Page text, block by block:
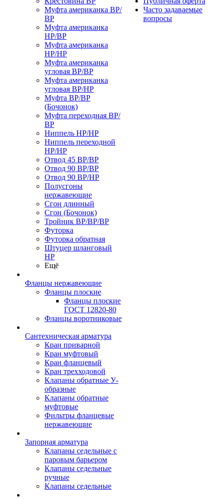
Муфта американка ВР/
ВР
Муфта американка
НР/ВР
Муфта американка
НР/НР
Муфта американка
угловая ВР/ВР
Муфта американка
угловая ВР/НР
Муфта ВР/ВР
(Бочонок)
Муфта переходная ВР/
ВР
Ниппель НР/НР
Ниппель переходной
НР/НР
Отвод 45 ВР/ВР
Отвод 90 ВР/ВР
Отвод 90 ВР/НР
Полусгоны
нержавеющие
Сгон длинный
Сгон (Бочонок)
Тройник ВР/ВР/ВР
Футорка
Футорка обратная
Штуцер шланговый
НР
Ещё
Фланцы нержавеющие
Фланцы плоские
Фланцы плоские
ГОСТ 12820-80
Фланцы воротниковые
Сантехническая арматура
Кран приварной
Кран муфтовый
Кран фланцевый
Кран трехходовой
Клапаны обратные У-
образные
Клапаны обратные
муфтовые
Фильтры фланцевые
нержавеющие
Запорная арматура
Клапаны седельные с
паровым барьером
Клапаны седельные
ручные
Клапаны седельные
Часто задаваемые
вопросы